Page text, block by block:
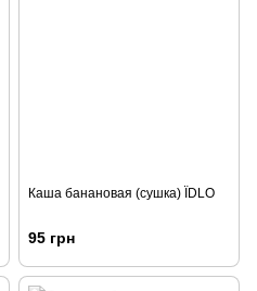
Каша банановая (сушка) ЇDLO
95 грн